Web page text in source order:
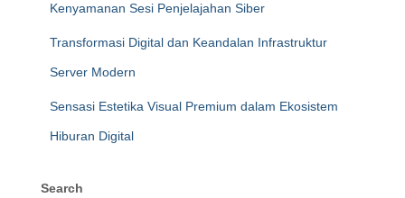
Kenyamanan Sesi Penjelajahan Siber
Transformasi Digital dan Keandalan Infrastruktur
Server Modern
Sensasi Estetika Visual Premium dalam Ekosistem
Hiburan Digital
Search